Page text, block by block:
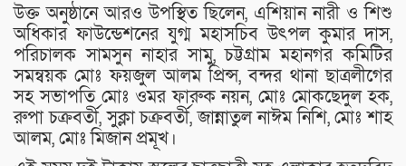
উক্ত অনুষ্ঠানে আরও উপস্থিত ছিলেন, এশিয়ান নারী ও শিশু
অধিকার ফাউন্ডেশনের যুগ্ম মহাসচিব উৎপল কুমার দাস,
পরিচালক সামসুন নাহার সামু, চট্টগ্রাম মহানগর কমিটির
সমন্বয়ক মোঃ ফয়জুল আলম প্রিন্স, বন্দর থানা ছাত্রলীগের
সহ সভাপতি মোঃ ওমর ফারুক নয়ন, মোঃ মোকছেদুল হক,
রুপা চক্রবর্তী, সুক্লা চক্রবর্তী, জান্নাতুল নাঈম নিশি, মোঃ শাহ
আলম, মোঃ মিজান প্রমূখ।